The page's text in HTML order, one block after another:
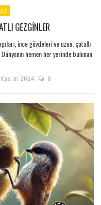
GEZGINLER
ince gövdeleri ve uzun, çatallı
hemen her yerinde bulunan
2024 0